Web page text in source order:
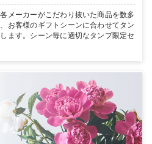
メーカーがこだわり抜いた商品を数多
お客様のギフトシーンに合わせてタン
ます。シーン毎に適切なタンプ限定セ